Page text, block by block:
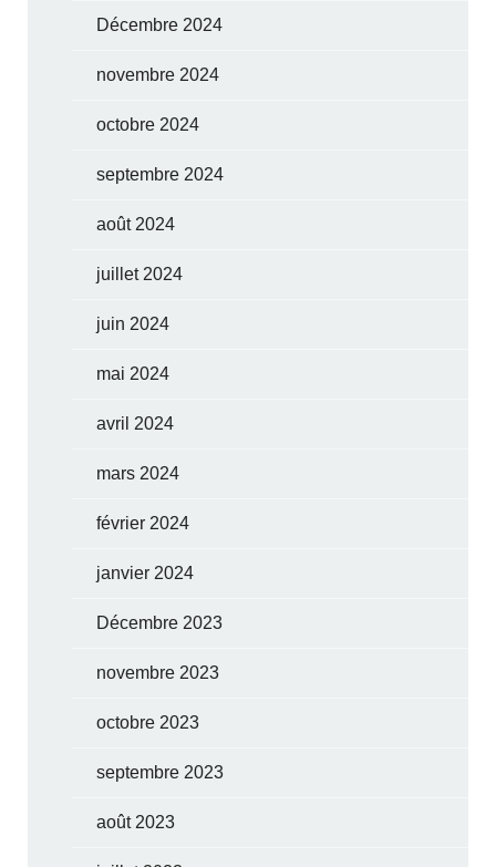
Décembre 2024
novembre 2024
octobre 2024
septembre 2024
août 2024
juillet 2024
juin 2024
mai 2024
avril 2024
mars 2024
février 2024
janvier 2024
Décembre 2023
novembre 2023
octobre 2023
septembre 2023
août 2023